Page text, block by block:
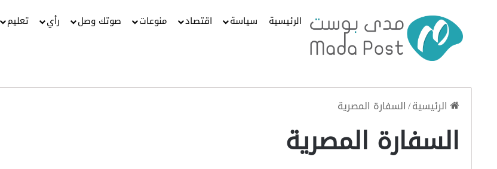
الرئيسية سياسة اقتصاد منوعات صوتك وصل رأي تعليم
الرئيسية/السفارة المصرية
السفارة المصرية